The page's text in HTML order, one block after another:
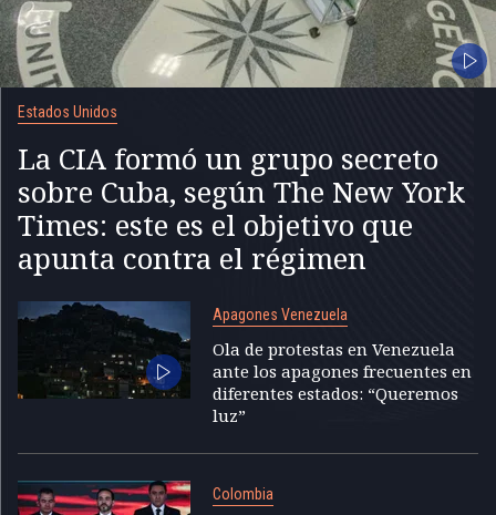
Estados Unidos
La CIA formó un grupo secreto
sobre Cuba, según The New York
Times: este es el objetivo que
apunta contra el régimen
Apagones Venezuela
Ola de protestas en Venezuela
ante los apagones frecuentes en
diferentes estados: “Queremos
luz”
Colombia